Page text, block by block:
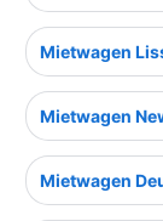
Mietwagen
Mietwagen
Mietwagen